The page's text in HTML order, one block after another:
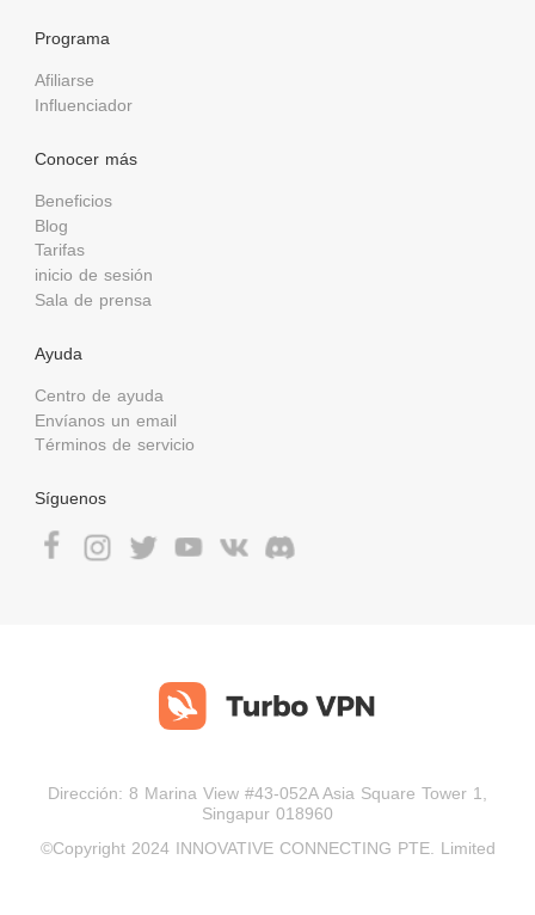
Programa
Afiliarse
Influenciador
Conocer más
Beneficios
Blog
Tarifas
inicio de sesión
Sala de prensa
Ayuda
Centro de ayuda
Envíanos un email
Términos de servicio
Síguenos
Dirección: 8 Marina View #43-052A Asia Square Tower 1,
Singapur 018960
©Copyright 2024 INNOVATIVE CONNECTING PTE. Limited